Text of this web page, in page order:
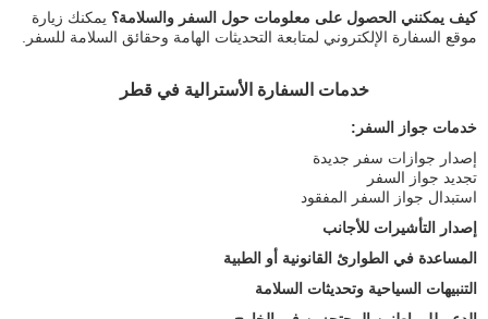
كيف يمكنني الحصول على معلومات حول السفر والسلامة؟ يمكنك زيارة
موقع السفارة الإلكتروني لمتابعة التحديثات الهامة وحقائق السلامة للسفر.
خدمات السفارة الأسترالية في قطر
خدمات جواز السفر:
إصدار جوازات سفر جديدة
تجديد جواز السفر
استبدال جواز السفر المفقود
إصدار التأشيرات للأجانب
المساعدة في الطوارئ القانونية أو الطبية
التنبيهات السياحية وتحديثات السلامة